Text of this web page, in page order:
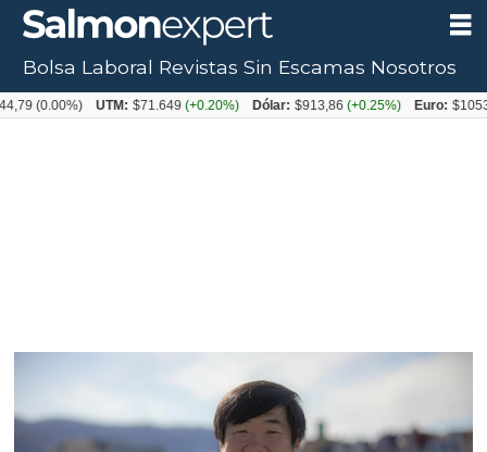
Tag:
Bolsa Laboral Revistas Sin Escamas Nosotros
UTM: $71.649 (+0.20%) Dólar: $913,86(+0.25%) Euro: $1053,08(-0.03%)